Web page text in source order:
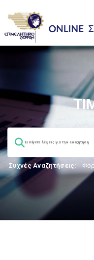
Συχνές Αναζητήσεις: